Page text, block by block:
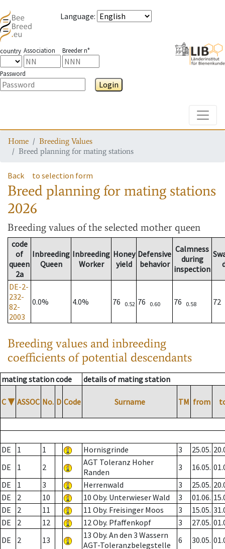
Language:
country Association Breeder n°
Password
Login
Home
Breeding Values
Breed planning for mating stations
Back to selection form
Breed planning for mating stations
2026
Breeding values of the selected mother queen
code
of
queen
2a
Inbreeding
Queen
Inbreeding
Worker
Honey
yield
Defensive
behavior
Calmness
during
inspection
DE-2-
232-
82-
2003
0.0% 4.0% 76 0.52 76 0.60 76 0.58 72
Breeding values and inbreeding
coefficients of potential descendants
mating station code details of mating station
C ▼ ASSOC No. D Code Surname TM from
DE 1 1 Hornisgrinde 3 25.05.
DE
1 2
AGT Toleranz Hoher
Randen
3 16.05.
DE
1 3 Herrenwald 3 25.05.
DE
2 10 10 Oby. Unterwieser Wald 3 01.06.
DE
2 11 11 Oby. Freisinger Moos 3 15.05.
DE
2 12 12 Oby. Pfaffenkopf 3 27.05.
DE
2 13
13 Oby. An den 3 Wassern
AGT-Toleranzbelegstelle
6 30.05.